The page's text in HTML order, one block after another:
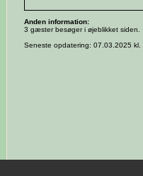
Anden information:
3 gæster besøger i øjeblikket siden.
Seneste opdatering: 07.03.2025 kl.